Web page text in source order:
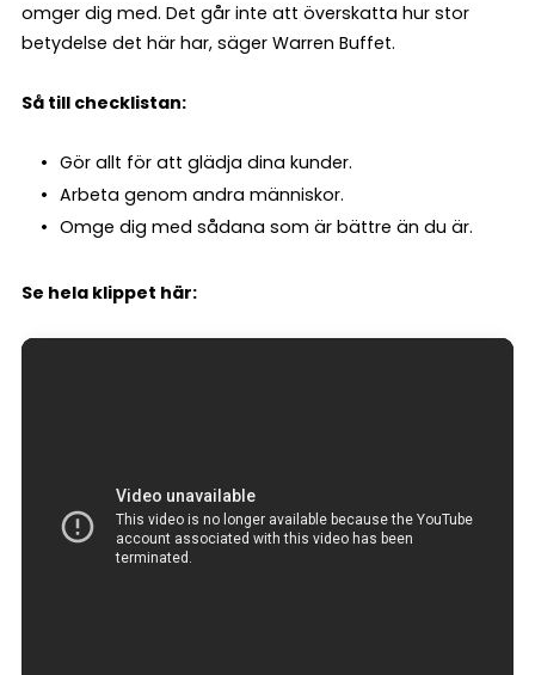
omger dig med. Det går inte att överskatta hur stor
betydelse det här har, säger Warren Buffet.
Så till checklistan:
Gör allt för att glädja dina kunder.
Arbeta genom andra människor.
Omge dig med sådana som är bättre än du är.
Se hela klippet här: